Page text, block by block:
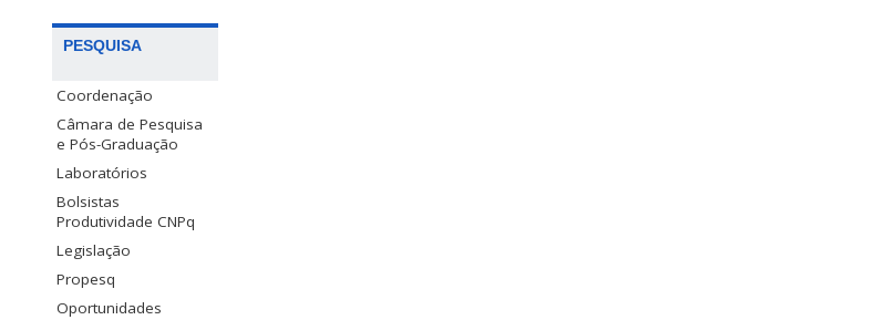
PESQUISA
Coordenação
Câmara de Pesquisa
e Pós-Graduação
Laboratórios
Bolsistas
Produtividade CNPq
Legislação
Propesq
Oportunidades